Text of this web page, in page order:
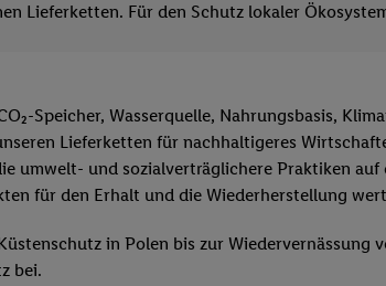
Lieferketten. Für den Schutz lokaler
Speicher, Wasserquelle, Nahrungsbasis,
Lieferketten für nachhaltigeres
umwelt- und sozialverträglichere Praktiken auf
für den Erhalt und die Wiederherstellung
in Polen bis zur Wiedervernässung
bei.